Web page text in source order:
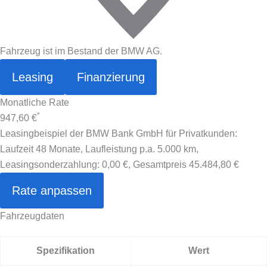
Fahrzeug ist im Bestand der BMW AG.
Leasing Finanzierung
Monatliche Rate
947,60 €*
Leasingbeispiel der BMW Bank GmbH für Privatkunden:
Laufzeit 48 Monate, Laufleistung p.a. 5.000 km,
Leasingsonderzahlung: 0,00 €, Gesamtpreis 45.484,80 €
Rate anpassen
Fahrzeugdaten
Spezifikation Wert